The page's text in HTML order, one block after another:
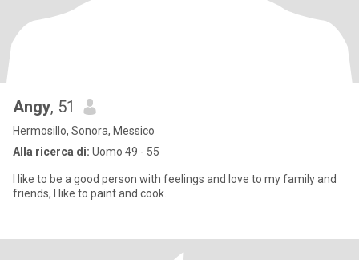
Angy, 51
Hermosillo, Sonora, Messico
Alla ricerca di: Uomo 49 - 55
I like to be a good person with feelings and love to my family and
friends, I like to paint and cook.